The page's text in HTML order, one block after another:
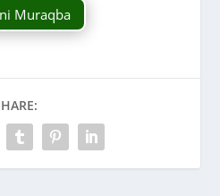
Muraqba